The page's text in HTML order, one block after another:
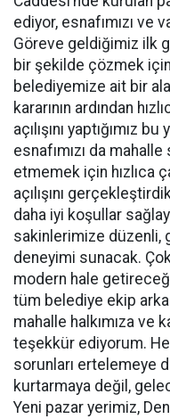
ediyor, esnafımızı ve
Göreve geldiğimiz ilk
bir şekilde çözmek
belediyemize ait bir
kararının ardından
açılışını yaptığımız
esnafımızı da
etmemek için hızlıca
açılışını
daha iyi koşullar
sakinlerimize düzenli,
deneyimi sunacak.
modern hale
tüm belediye ekip
mahalle halkımıza ve
teşekkür ediyorum.
sorunları ertelemeye
kurtarmaya değil,
Yeni pazar yerimiz,